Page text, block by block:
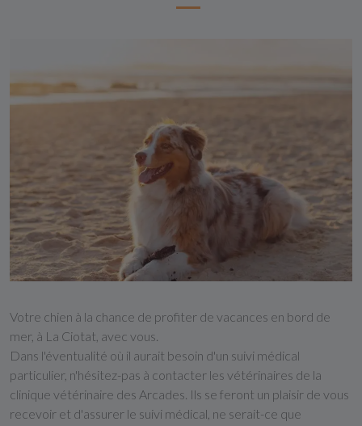
Votre chien à la chance de profiter de vacances en bord de
mer, à La Ciotat, avec vous.
Dans l'éventualité où il aurait besoin d'un suivi médical
particulier, n'hésitez-pas à contacter les vétérinaires de la
clinique vétérinaire des Arcades. Ils se feront un plaisir de vous
recevoir et d'assurer le suivi médical, ne serait-ce que